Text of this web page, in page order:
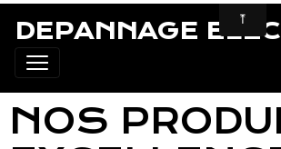
DEPANNAGE
NOS